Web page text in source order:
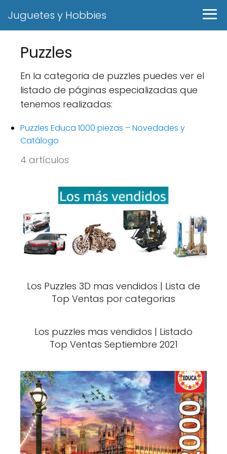
Juguetes y Hobbies
Puzzles
En la categoria de puzzles puedes ver el
listado de páginas especializadas que
tenemos realizadas:
Puzzles Educa 1000 piezas – Novedades y
Catálogo
4 artículos
Los Puzzles 3D mas vendidos | Lista de
Top Ventas por categorias
Los puzzles mas vendidos | Listado
Top Ventas Septiembre 2021